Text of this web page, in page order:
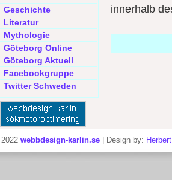
Geschichte
Literatur
Mythologie
Göteborg Online
Göteborg Aktuell
Facebookgruppe
Twitter Schweden
innerhalb
webbdesign-karlin.se | Design by: